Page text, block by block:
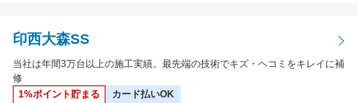
印西大森SS
当社は年間3万台以上の施工実績。最先端の技術でキズ・ヘコミをキレイに補
修
1%ポイント貯まる
カード払いOK